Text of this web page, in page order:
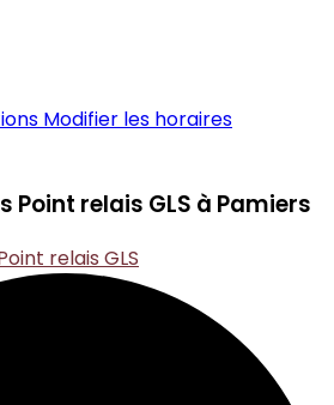
Modifier les horaires
Point relais GLS à Pamiers
relais GLS